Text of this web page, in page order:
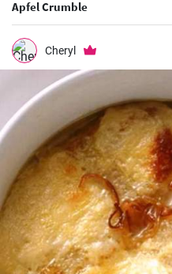
Apfel Crumble
Cheryl